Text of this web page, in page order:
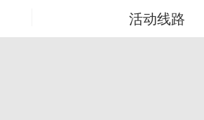
活动线路